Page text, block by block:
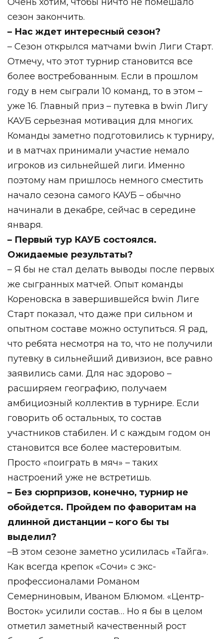
сезон закончить.
– Нас ждет интересный сезон?
– Сезон открылся матчами bwin Лиги Старт.
Отмечу, что этот турнир становится все
более востребованным. Если в прошлом
году в нем сыграли 10 команд, то в этом –
уже 16. Главный приз – путевка в bwin Лигу
КАУБ серьезная мотивация для многих.
Команды заметно подготовились к турниру,
и в матчах принимали участие немало
игроков из сильнейшей лиги. Именно
поэтому нам пришлось немного смеcтить
начало сезона самого КАУБ – обычно
начинали в декабре, сейчас в середине
января.
– Первый тур КАУБ состоялся.
Ожидаемые результаты?
– Я бы не стал делать выводы после первых
же сыгранных матчей. Опыт команды
Кореновска в завершившейся bwin Лиге
Старт показал, что даже при сильном и
опытном составе можно оступиться. Я рад,
что ребята несмотря на то, что не получили
путевку в сильнейший дивизион, все равно
заявились сами. Для нас здорово –
расширяем географию, получаем
амбициозный коллектив в турнире. Если
говорить об остальных, то состав
участников стабилен. И с каждым годом он
становится все более мастеровитым.
Просто «поиграть в мяч» – таких
настроений уже не встретишь.
– Без сюрпризов, конечно, турнир не
обойдется. Пройдем по фаворитам на
длинной дистанции – кого бы ты
выделил?
–В этом сезоне заметно усилилась «Тайга».
Как всегда крепок «Сочи» с экс-
профессионалами Романом
Семерниновым, Иваном Блюмом. «Центр-
Восток» усилили состав… Но я бы в целом
отметил заметный качественный рост